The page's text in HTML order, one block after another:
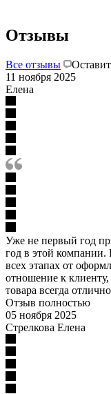
Отзывы
Все отзывы
11 ноября 2025
Елена
Уже не первый год
год в этой компании.
всех этапах от
отношение к клиенту,
товара всегда
Отзыв полностью
05 ноября 2025
Стрелкова Елена